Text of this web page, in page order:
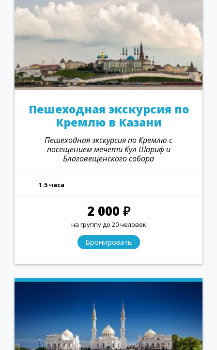
Пешеходная экскурсия по
Кремлю в Казани
Пешеходная экскурсия по Кремлю с
посещением мечети Кул Шариф и
Благовещенского собора
1.5 часа
2 000 ₽
на группу до 20 человек
Бронировать